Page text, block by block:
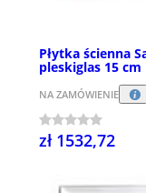
Płytka ścienna
pleskiglas 15 cm
NA ZAMÓWIENIE
zł 1532,72